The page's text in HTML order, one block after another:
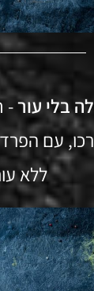
בלי עור-
עם
ללא